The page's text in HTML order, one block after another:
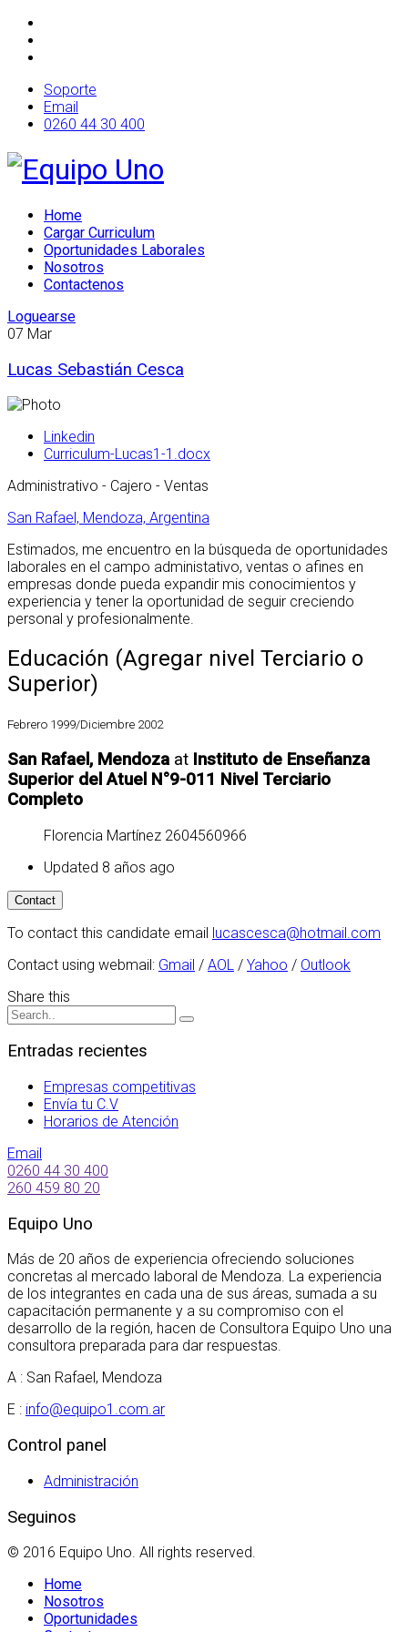
Soporte
Email
0260 44 30 400
Home
Cargar Curriculum
Oportunidades Laborales
Nosotros
Contactenos
Loguearse
07 Mar
Lucas Sebastián Cesca
Linkedin
Curriculum-Lucas1-1.docx
Administrativo - Cajero - Ventas
San Rafael, Mendoza, Argentina
Estimados, me encuentro en la búsqueda de oportunidades
laborales en el campo administativo, ventas o afines en
empresas donde pueda expandir mis conocimientos y
experiencia y tener la oportunidad de seguir creciendo
personal y profesionalmente.
Educación (Agregar nivel Terciario o
Superior)
Febrero 1999/Diciembre 2002
San Rafael, Mendozaat Instituto de Enseñanza
Superior del Atuel N°9-011 Nivel Terciario
Completo
Florencia Martínez 2604560966
Updated 8 años ago
To contact this candidate email lucascesca@hotmail.com
Contact using webmail: Gmail / AOL / Yahoo / Outlook
Share this
Entradas recientes
Empresas competitivas
Envía tu C.V
Horarios de Atención
Email
0260 44 30 400
260 459 80 20
Equipo Uno
Más de 20 años de experiencia ofreciendo soluciones
concretas al mercado laboral de Mendoza. La experiencia
de los integrantes en cada una de sus áreas, sumada a su
capacitación permanente y a su compromiso con el
desarrollo de la región, hacen de Consultora Equipo Uno una
consultora preparada para dar respuestas.
A : San Rafael, Mendoza
E : info@equipo1.com.ar
Control panel
Administración
Seguinos
© 2016 Equipo Uno. All rights reserved.
Home
Nosotros
Oportunidades